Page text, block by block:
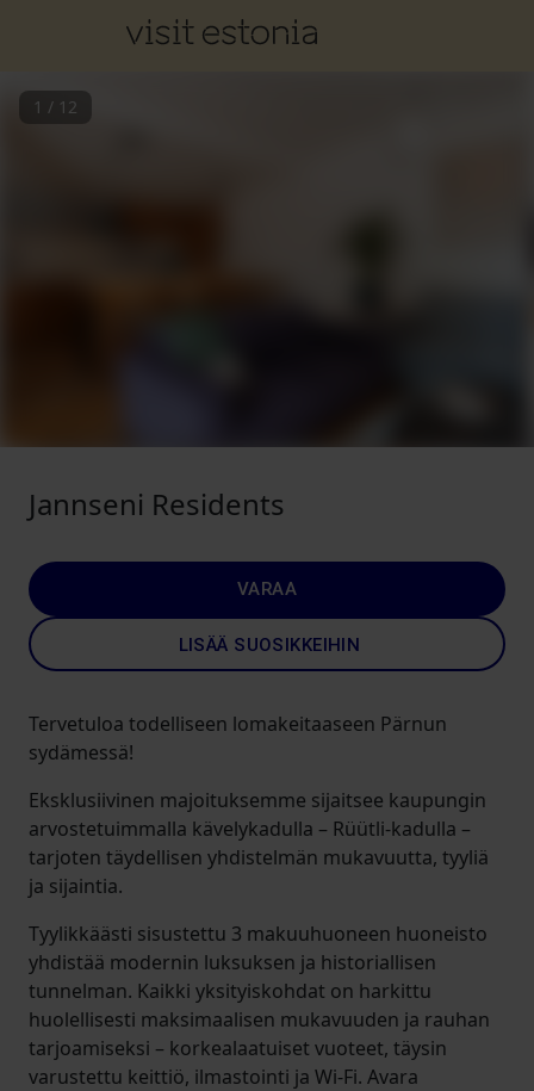
1 / 12
Jannseni Residents
VARAA
LISÄÄ SUOSIKKEIHIN
Tervetuloa todelliseen lomakeitaaseen Pärnun
sydämessä!
Eksklusiivinen majoituksemme sijaitsee kaupungin
arvostetuimmalla kävelykadulla – Rüütli-kadulla –
tarjoten täydellisen yhdistelmän mukavuutta, tyyliä
ja sijaintia.
Tyylikkäästi sisustettu 3 makuuhuoneen huoneisto
yhdistää modernin luksuksen ja historiallisen
tunnelman. Kaikki yksityiskohdat on harkittu
huolellisesti maksimaalisen mukavuuden ja rauhan
tarjoamiseksi – korkealaatuiset vuoteet, täysin
varustettu keittiö, ilmastointi ja Wi-Fi. Avara